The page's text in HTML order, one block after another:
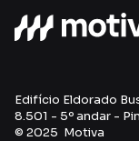
Edifício Eldorado
8.501 - 5º andar -
© 2025 Motiva